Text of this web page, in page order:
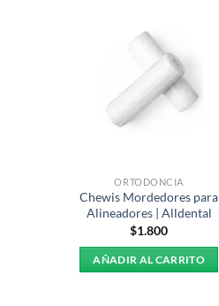
ORTODONCIA
Chewis Mordedores para
Alineadores | Alldental
$1.800
AÑADIR AL CARRITO